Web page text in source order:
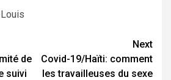
de
suivi
Next
Covid-19/Haïti: comment
les travailleuses du sexe